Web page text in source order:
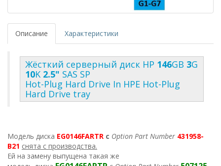
Описание Характеристики
Жёсткий серверный диск HP 146GB 3G
10K 2.5" SAS SP
Hot-Plug Hard Drive In HPE Hot-Plug
Hard Drive tray
Модель диска EG0146FARTR с Option Part Number 431958-
B21 снята с производства.
Ей на замену выпущена такая же